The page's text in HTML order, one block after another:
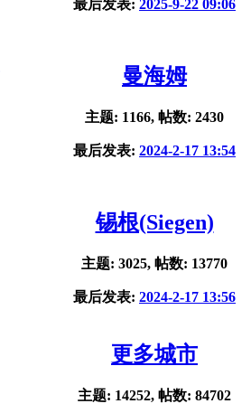
最后发表: 2025-9-22 09:06
曼海姆
主题: 1166, 帖数: 2430
最后发表: 2024-2-17 13:54
锡根(Siegen)
主题: 3025, 帖数: 13770
最后发表: 2024-2-17 13:56
更多城市
主题: 14252, 帖数: 84702